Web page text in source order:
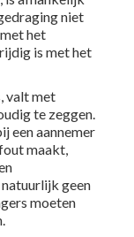
niet
het
is met het
valt met
te zeggen.
een aannemer
maakt,
geen
moeten